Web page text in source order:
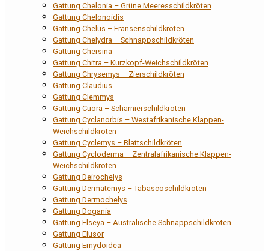
Gattung Chelonia – Grüne Meeresschildkröten
Gattung Chelonoidis
Gattung Chelus – Fransenschildkröten
Gattung Chelydra – Schnappschildkröten
Gattung Chersina
Gattung Chitra – Kurzkopf-Weichschildkröten
Gattung Chrysemys – Zierschildkröten
Gattung Claudius
Gattung Clemmys
Gattung Cuora – Scharnierschildkröten
Gattung Cyclanorbis – Westafrikanische Klappen-
Weichschildkröten
Gattung Cyclemys – Blattschildkröten
Gattung Cycloderma – Zentralafrikanische Klappen-
Weichschildkröten
Gattung Deirochelys
Gattung Dermatemys – Tabascoschildkröten
Gattung Dermochelys
Gattung Dogania
Gattung Elseya – Australische Schnappschildkröten
Gattung Elusor
Gattung Emydoidea